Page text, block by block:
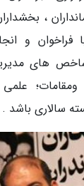
،
فراخوان و
های
ومقامات؛
سالاری باشد .